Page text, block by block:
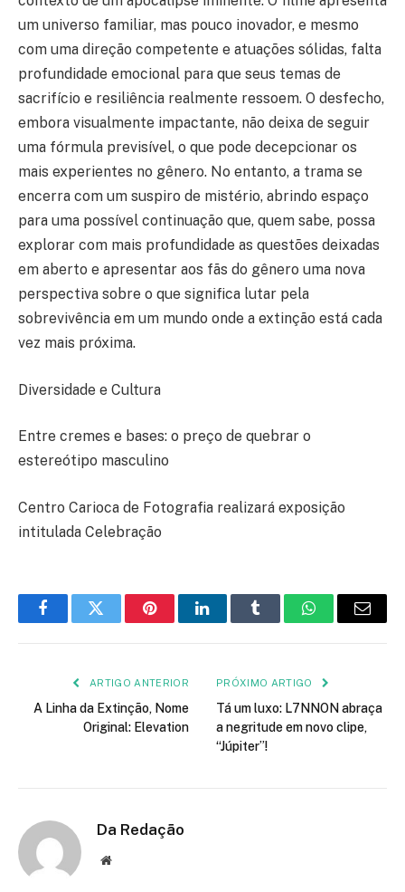
um universo familiar, mas pouco inovador, e mesmo
com uma direção competente e atuações sólidas, falta
profundidade emocional para que seus temas de
sacrifício e resiliência realmente ressoem. O desfecho,
embora visualmente impactante, não deixa de seguir
uma fórmula previsível, o que pode decepcionar os
mais experientes no gênero. No entanto, a trama se
encerra com um suspiro de mistério, abrindo espaço
para uma possível continuação que, quem sabe, possa
explorar com mais profundidade as questões deixadas
em aberto e apresentar aos fãs do gênero uma nova
perspectiva sobre o que significa lutar pela
sobrevivência em um mundo onde a extinção está cada
vez mais próxima.
Diversidade e Cultura
Entre cremes e bases: o preço de quebrar o
estereótipo masculino
Centro Carioca de Fotografia realizará exposição
intitulada Celebração
FacebookTwitter PinterestLinkedInTumblr WhatsApp
E-
ARTIGO ANTERIOR
A Linha da Extinção, Nome
Original: Elevation
PRÓXIMO ARTIGO
Tá um luxo: L7NNON abraça
a negritude em novo clipe,
“Júpiter”!
Da Redação
Site